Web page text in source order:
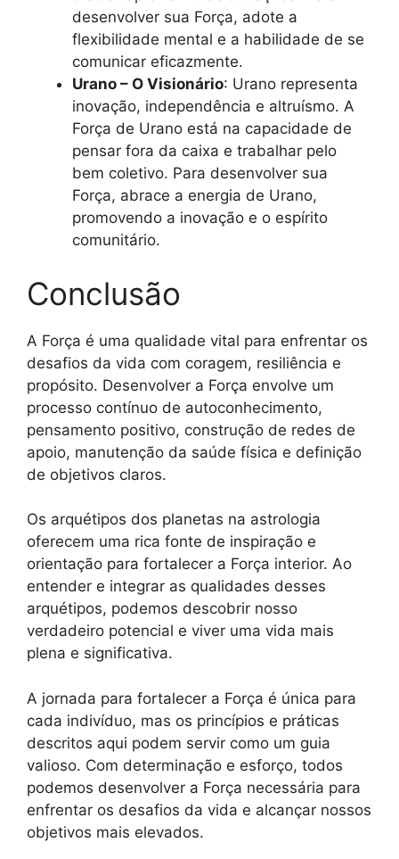
desenvolver sua Força, adote a
flexibilidade mental e a habilidade de se
comunicar eficazmente.
Urano – O Visionário: Urano representa
inovação, independência e altruísmo. A
Força de Urano está na capacidade de
pensar fora da caixa e trabalhar pelo
bem coletivo. Para desenvolver sua
Força, abrace a energia de Urano,
promovendo a inovação e o espírito
comunitário.
Conclusão
A Força é uma qualidade vital para enfrentar os
desafios da vida com coragem, resiliência e
propósito. Desenvolver a Força envolve um
processo contínuo de autoconhecimento,
pensamento positivo, construção de redes de
apoio, manutenção da saúde física e definição
de objetivos claros.
Os arquétipos dos planetas na astrologia
oferecem uma rica fonte de inspiração e
orientação para fortalecer a Força interior. Ao
entender e integrar as qualidades desses
arquétipos, podemos descobrir nosso
verdadeiro potencial e viver uma vida mais
plena e significativa.
A jornada para fortalecer a Força é única para
cada indivíduo, mas os princípios e práticas
descritos aqui podem servir como um guia
valioso. Com determinação e esforço, todos
podemos desenvolver a Força necessária para
enfrentar os desafios da vida e alcançar nossos
objetivos mais elevados.